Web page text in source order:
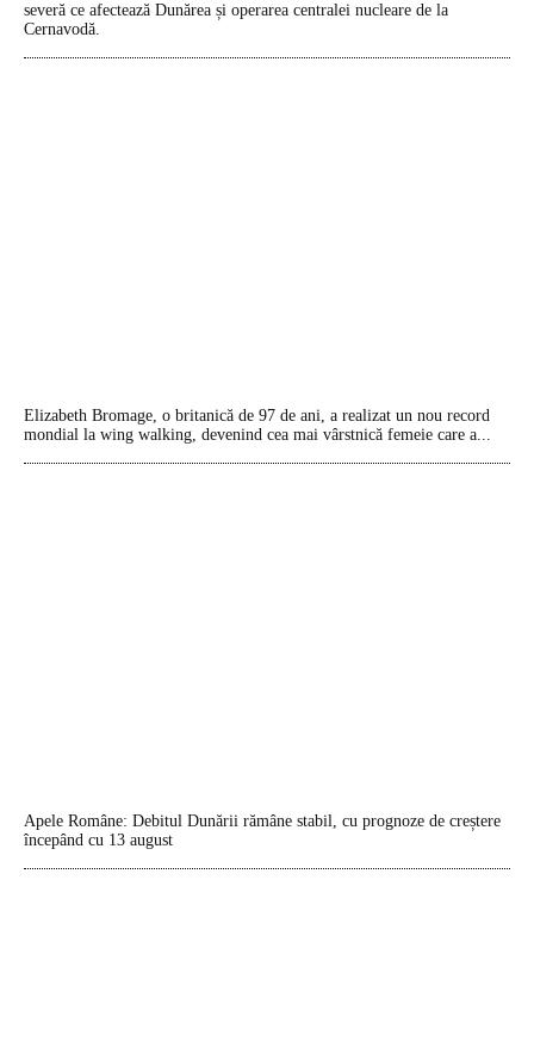
severă ce afectează Dunărea și operarea centralei nucleare de la
Cernavodă.
Elizabeth Bromage, o britanică de 97 de ani, a realizat un nou record
mondial la wing walking, devenind cea mai vârstnică femeie care a...
Apele Române: Debitul Dunării rămâne stabil, cu prognoze de creștere
începând cu 13 august